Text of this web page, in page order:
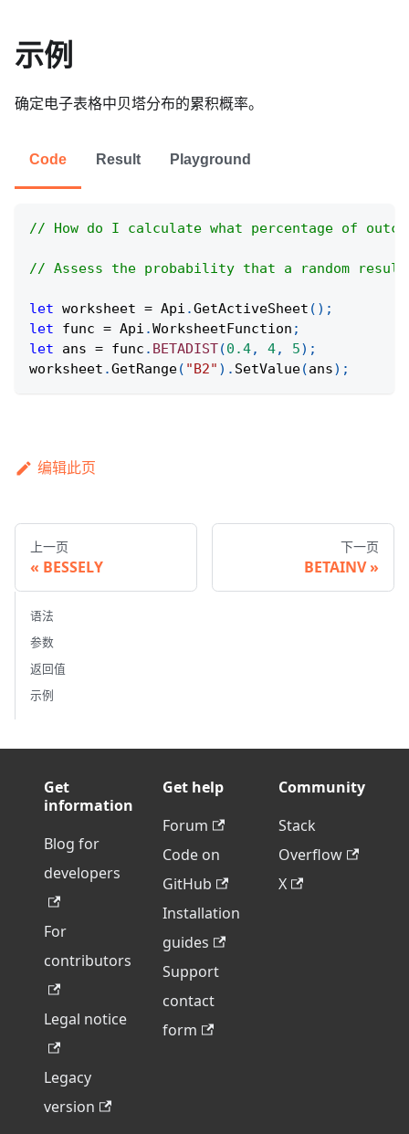
示例
确定电子表格中贝塔分布的累积概率。
Code Result Playground
// How do I calculate what percentage of
// Assess the probability that a random
let worksheet = Api .GetActiveSheet ( ) ;
let func = Api .WorksheetFunction ;
let ans = func . BETADIST(0.4, 4, 5) ;
worksheet .GetRange( "B2" ) . SetValue(ans) ;
编辑此页
上一页
BESSELY
下一页
BETAINV
语法
参数
返回值
示例
Get
information
Blog for
developers
For
contributors
Legal notice
Legacy
version
Get help
Forum
Code on
GitHub
Installation
guides
Support
contact
form
Community
Stack
Overflow
X